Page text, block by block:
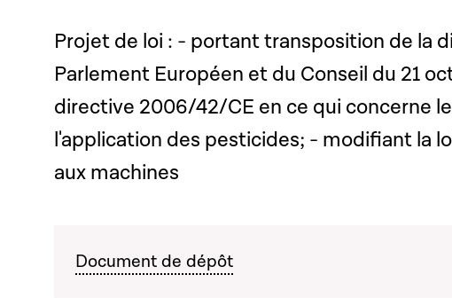
Projet de loi : - portant transposition de la
Parlement Européen et du Conseil du 21
directive 2006/42/CE en ce qui concerne
l'application des pesticides; - modifiant la
aux machines
Document de dépôt